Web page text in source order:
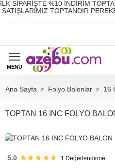
İLK SİPARİŞTE %10 İNDİRİM
SATIŞLARIMIZ TOPTANDIR
Folyo Balonlar 16
TOPTAN 16 INC FOLYO
5.0 1 Değerlendirme